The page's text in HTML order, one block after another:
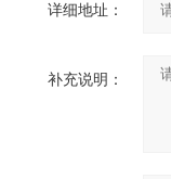
详细地址：
补充说明：